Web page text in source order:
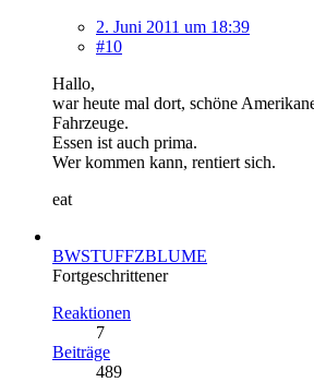
2. Juni 2011 um 18:39
#10
Hallo,
war heute mal dort, schöne
Fahrzeuge.
Essen ist auch prima.
Wer kommen kann, rentiert sich.
eat
BWSTUFFZBLUME
Fortgeschrittener
Reaktionen
7
Beiträge
489